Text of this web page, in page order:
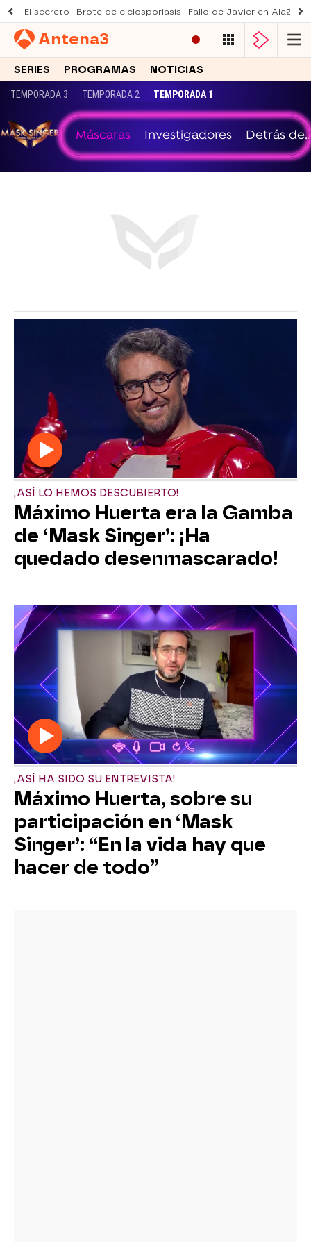
El secreto Brote de ciclosporiasis Fallo de Javier en AlaZ
Antena3
SERIES PROGRAMAS NOTICIAS
TEMPORADA 3 TEMPORADA 2 TEMPORADA 1
Máscaras Investigadores Detrás
¡ASÍ LO HEMOS DESCUBIERTO!
Máximo Huerta era la Gamba
de ‘Mask Singer’: ¡Ha
quedado desenmascarado!
¡ASÍ HA SIDO SU ENTREVISTA!
Máximo Huerta, sobre su
participación en ‘Mask
Singer’: “En la vida hay que
hacer de todo”